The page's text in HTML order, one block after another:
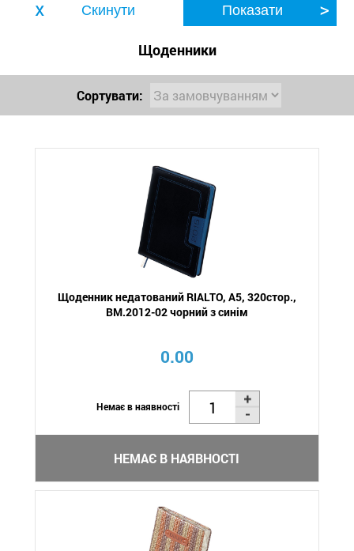
Щоденники
Сортувати:
Щоденник недатований RIALTO, A5, 320стор.,
BM.2012-02 чорний з синім
0.00
Немає в наявності
НЕМАЄ В НАЯВНОСТІ